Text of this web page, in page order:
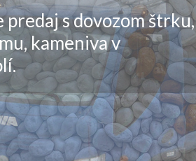
predaj s dovozom štrku,
kameniva v